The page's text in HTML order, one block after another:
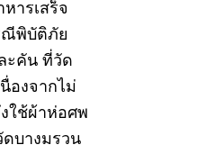
ารเสร็จ
ณีพิบัติภัย
ะคัน ที่วัด
องจากไม่
ใช้ผ้าห่อศพ
ดบางมรวน